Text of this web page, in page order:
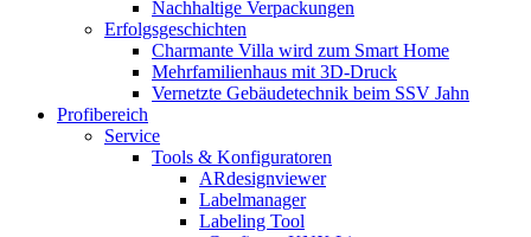
Nachhaltige Verpackungen
Erfolgsgeschichten
Charmante Villa wird zum Smart Home
Mehrfamilienhaus mit 3D-Druck
Vernetzte Gebäudetechnik beim SSV Jahn
Profibereich
Service
Tools & Konfiguratoren
ARdesignviewer
Labelmanager
Labeling Tool